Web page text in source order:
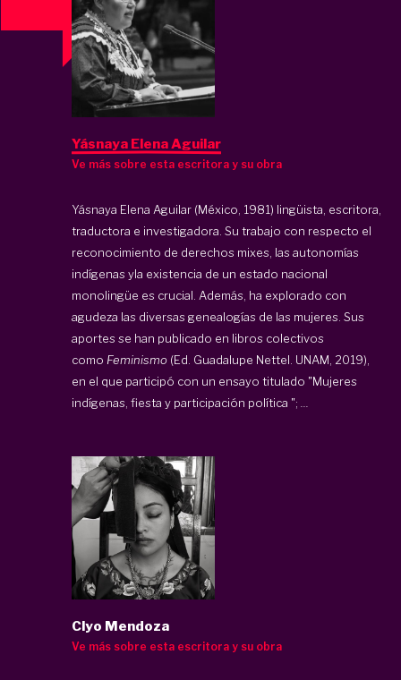
Yásnaya Elena Aguilar
Ve más sobre esta escritora y su obra
Yásnaya Elena Aguilar (México, 1981) lingüista, escritora,
traductora e investigadora. Su trabajo con respecto el
reconocimiento de derechos mixes, las autonomías
indígenas yla existencia de un estado nacional
monolingüe es crucial. Además, ha explorado con
agudeza las diversas genealogías de las mujeres. Sus
aportes se han publicado en libros colectivos
como Feminismo (Ed. Guadalupe Nettel. UNAM, 2019),
en el que participó con un ensayo titulado "Mujeres
indígenas, fiesta y participación política ";
Clyo Mendoza
Ve más sobre esta escritora y su obra